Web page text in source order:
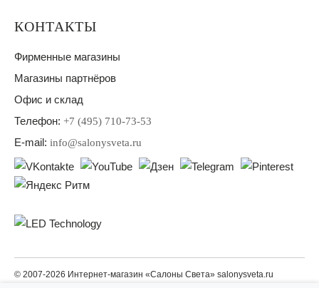
КОНТАКТЫ
Фирменные магазины
Магазины партнёров
Офис и склад
Телефон: +7 (495) 710-73-53
E-mail: info@salonysveta.ru
© 2007-2026 Интернет-магазин «Салоны Света» salonysveta.ru